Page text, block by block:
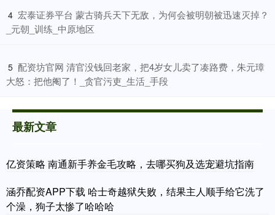
4 ​宏泰证券平台 蒙古骑兵天下无敌，为何会被明朝被迅速灭掉？
_元朝_训练_中原地区
5 ​配资坊官网 清官没钱回老家，把4岁女儿卖了凑路费，朱元璋
大怒：把他阉了！_贪官污吏_生活_手段
最新文章
亿资策略 南通新手养金毛攻略，去哪买狗及选宠避坑指南
涵乔配资APP下载 哈士奇越狱失败，结果主人顺手给它洗了
个澡，狗子太惨了哈哈哈